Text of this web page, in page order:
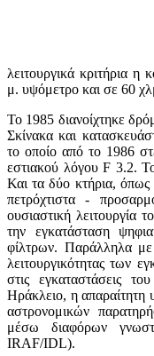
λειτουργικά κριτήρια
μ. υψόμετρο και σε 60
Το 1985 διανοίχτηκε
Σκίνακα και
το οποίο από το 1986
εστιακού λόγου F 3.2.
Και τα δύο κτήρια, όπως
πετρόχτιστα -
ουσιαστική λειτουργία
την εγκατάσταση
φίλτρων. Παράλληλα με
λειτουργικότητας των
στις εγκαταστάσεις
Ηράκλειο, η απαραίτητη
αστρονομικών
μέσω διαφόρων
IRAF/IDL).